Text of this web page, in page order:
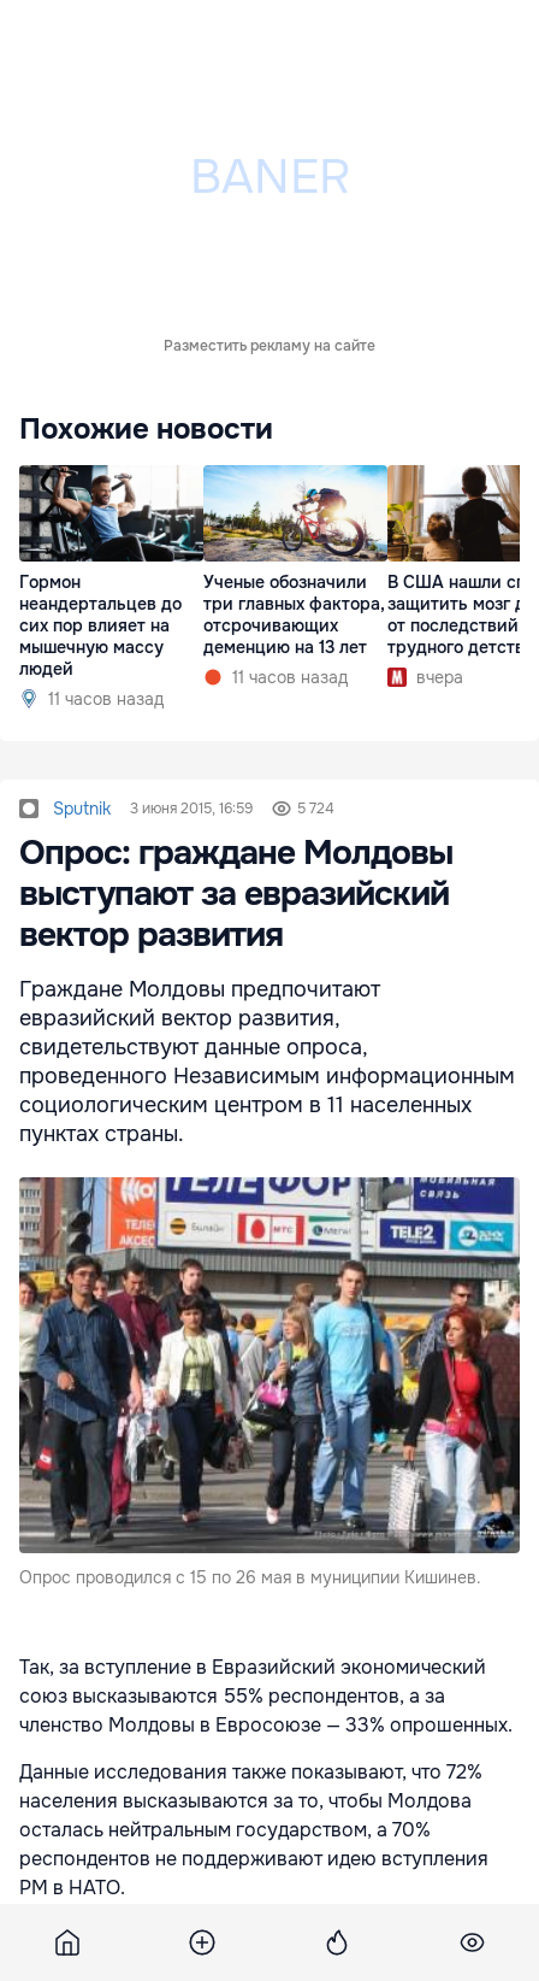
Разместить рекламу на сайте
Похожие новости
Гормон
неандертальцев до
сих пор влияет на
мышечную массу
людей
11 часов назад
Ученые обозначили
три главных фактора,
отсрочивающих
деменцию на 13 лет
11 часов назад
В США нашли
защитить мозг
от последствий
трудного детства
вчера
Sputnik 3 июня 2015, 16:59 5 724
Опрос: граждане Молдовы
выступают за евразийский
вектор развития
Граждане Молдовы предпочитают
евразийский вектор развития,
свидетельствуют данные опроса,
проведенного Независимым информационным
социологическим центром в 11 населенных
пунктах страны.
Опрос проводился с 15 по 26 мая в муниципии Кишинев.
Так, за вступление в Евразийский экономический
союз высказываются 55% респондентов, а за
членство Молдовы в Евросоюзе — 33% опрошенных.
Данные исследования также показывают, что 72%
населения высказываются за то, чтобы Молдова
осталась нейтральным государством, а 70%
респондентов не поддерживают идею вступления
РМ в НАТО.
Опрос проводился с 15 по 26 мая в муниципии
Кишинев. В нем приняли участие 1180 человек.